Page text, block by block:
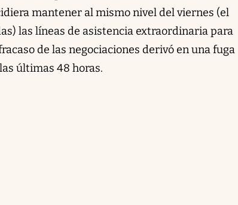
mantener al mismo nivel del viernes (el
las líneas de asistencia extraordinaria para
de las negociaciones derivó en una fuga
últimas 48 horas.